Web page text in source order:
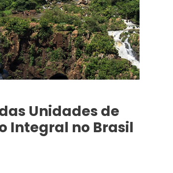
Unidades de
Integral no Brasil